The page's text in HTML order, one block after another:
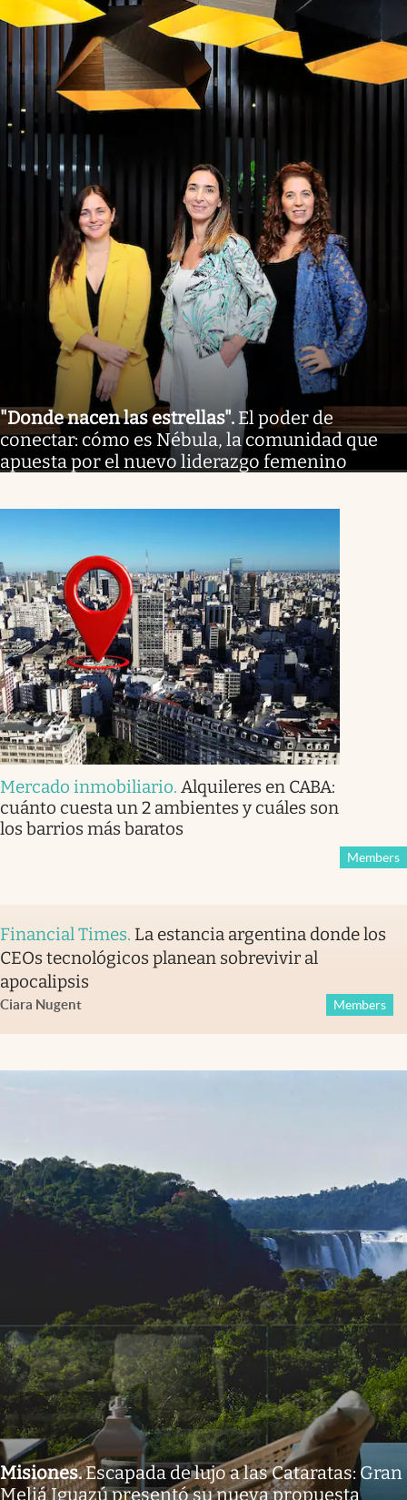
"Donde nacen las estrellas". El poder de
conectar: cómo es Nébula, la comunidad que
apuesta por el nuevo liderazgo femenino
Mercado inmobiliario. Alquileres en CABA:
cuánto cuesta un 2 ambientes y cuáles son
los barrios más baratos
Members
Financial Times. La estancia argentina donde los
CEOs tecnológicos planean sobrevivir al
apocalipsis
Ciara Nugent Members
Misiones.Escapada de lujo a las Cataratas: Gran
Meliá Iguazú presentó su nueva propuesta